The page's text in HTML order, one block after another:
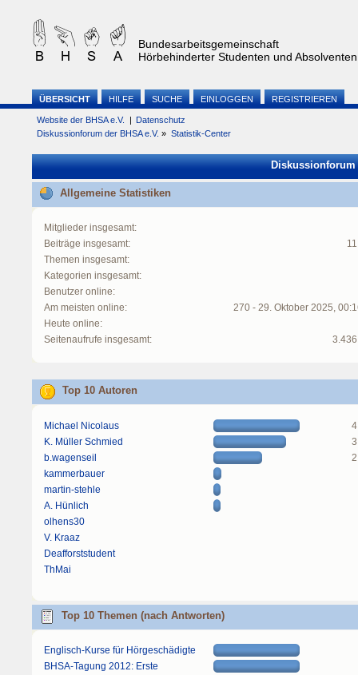
Bundesarbeitsgemeinschaft
Hörbehinderter Studenten und
ÜBERSICHT HILFE SUCHE EINLOGGEN REGISTRIEREN
Website der BHSA e.V. | Datenschutz
Diskussionforum der BHSA e.V. » Statistik-Center
Diskussionforum
Allgemeine Statistiken
Mitglieder insgesamt:
Beiträge insgesamt:
Themen insgesamt:
Kategorien insgesamt:
Benutzer online:
Am meisten online:
270 - 29. Oktober 2025,
Heute online:
Seitenaufrufe insgesamt:
Top 10 Autoren
Michael Nicolaus
K. Müller Schmied
b.wagenseil
kammerbauer
martin-stehle
A. Hünlich
olhens30
V. Kraaz
Deafforststudent
ThMai
Top 10 Themen (nach Antworten)
Englisch-Kurse für Hörgeschädigte
BHSA-Tagung 2012: Erste